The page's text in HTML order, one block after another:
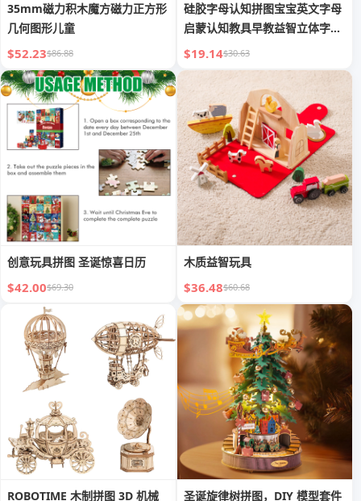
35mm磁力积木魔方磁力正方形
几何图形儿童
$52.23$86.88
硅胶字母认知拼图宝宝英文字母
启蒙认知教具早教益智立体字母
拼图
$19.14$30.63
创意玩具拼图 圣诞惊喜日历
$42.00$69.30
木质益智玩具
$36.48$60.68
ROBOTIME 木制拼图 3D 机械
圣诞旋律树拼图，DIY 模型套件